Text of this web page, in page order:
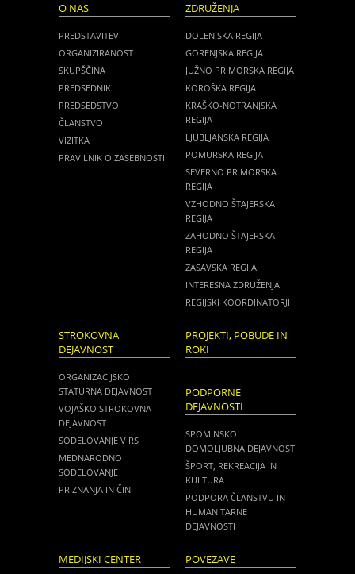
O NAS
PREDSTAVITEV
ORGANIZIRANOST
SKUPŠČINA
PREDSEDNIK
PREDSEDSTVO
ČLANSTVO
VIZITKA
PRAVILNIK O ZASEBNOSTI
ZDRUŽENJA
DOLENJSKA REGIJA
GORENJSKA REGIJA
JUŽNO PRIMORSKA REGIJA
KOROŠKA REGIJA
KRAŠKO-NOTRANJSKA
REGIJA
LJUBLJANSKA REGIJA
POMURSKA REGIJA
SEVERNO PRIMORSKA
REGIJA
VZHODNO ŠTAJERSKA
REGIJA
ZAHODNO ŠTAJERSKA
REGIJA
ZASAVSKA REGIJA
INTERESNA ZDRUŽENJA
REGIJSKI KOORDINATORJI
STROKOVNA
DEJAVNOST
ORGANIZACIJSKO
STATURNA DEJAVNOST
VOJAŠKO STROKOVNA
DEJAVNOST
SODELOVANJE V RS
MEDNARODNO
SODELOVANJE
PRIZNANJA IN ČINI
PROJEKTI, POBUDE IN
ROKI
PODPORNE
DEJAVNOSTI
SPOMINSKO
DOMOLJUBNA DEJAVNOST
ŠPORT, REKREACIJA IN
KULTURA
PODPORA ČLANSTVU IN
HUMANITARNE
DEJAVNOSTI
MEDIJSKI CENTER POVEZAVE